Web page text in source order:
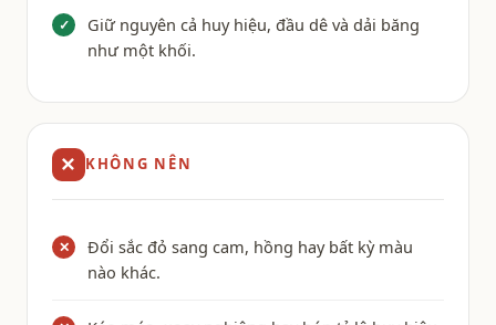
✓
Giữ nguyên cả huy hiệu, đầu dê và dải băng
như một khối.
✕ KHÔNG NÊN
✕
Đổi sắc đỏ sang cam, hồng hay bất kỳ màu
nào khác.